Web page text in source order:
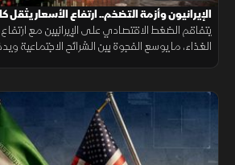
الإيرانيون وأزمة التضخم.. ارتفاع الأسعار يثقل
يتفاقم الضغط الاقتصادي على الإيرانيين مع
الغذاء، ما يوسع الفجوة بين الشرائح الاجتماعية